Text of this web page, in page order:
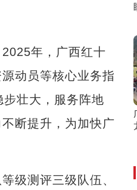
年，广西红十
动员等核心业务指
壮大，服务阵地
断提升，为加快广
级测评三级队伍、